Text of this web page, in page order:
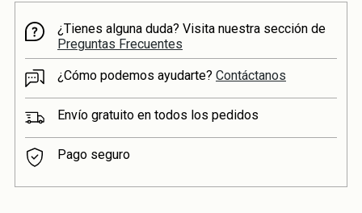
¿Tienes alguna duda? Visita nuestra sección de
Preguntas Frecuentes
¿Cómo podemos ayudarte? Contáctanos
Envío gratuito en todos los pedidos
Pago seguro